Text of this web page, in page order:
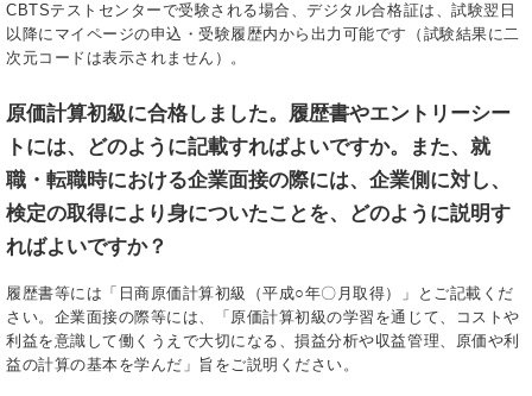
CBTSテストセンターで受験される場合、デジタル合格証は、試験翌日
以降にマイページの申込・受験履歴内から出力可能です（試験結果に二
次元コードは表示されません）。
原価計算初級に合格しました。履歴書やエントリーシー
トには、どのように記載すればよいですか。また、就
職・転職時における企業面接の際には、企業側に対し、
検定の取得により身についたことを、どのように説明す
ればよいですか？
履歴書等には「日商原価計算初級（平成○年〇月取得）」とご記載くだ
さい。企業面接の際等には、「原価計算初級の学習を通じて、コストや
利益を意識して働くうえで大切になる、損益分析や収益管理、原価や利
益の計算の基本を学んだ」旨をご説明ください。